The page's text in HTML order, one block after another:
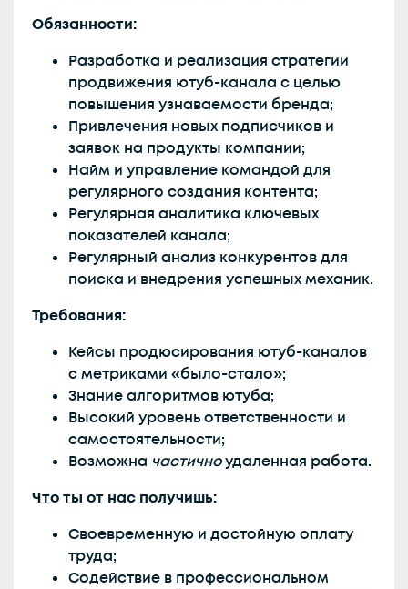
Обязанности:
Разработка и реализация стратегии
продвижения ютуб-канала с целью
повышения узнаваемости бренда;
Привлечения новых подписчиков и
заявок на продукты компании;
Найм и управление командой для
регулярного создания контента;
Регулярная аналитика ключевых
показателей канала;
Регулярный анализ конкурентов для
поиска и внедрения успешных механик.
Требования:
Кейсы продюсирования ютуб-каналов
с метриками «было-стало»;
Знание алгоритмов ютуба;
Высокий уровень ответственности и
самостоятельности;
Возможна частичноудаленная работа.
Что ты от нас получишь:
Своевременную и достойную оплату
труда;
Содействие в профессиональном